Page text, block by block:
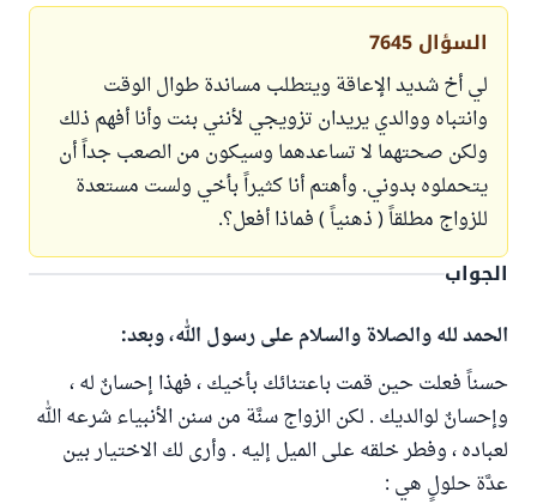
السؤال 7645
لي أخ شديد الإعاقة ويتطلب مساندة طوال الوقت
وانتباه ووالدي يريدان تزويجي لأنني بنت وأنا أفهم ذلك
ولكن صحتهما لا تساعدهما وسيكون من الصعب جداً أن
يتحملوه بدوني. وأهتم أنا كثيراً بأخي ولست مستعدة
للزواج مطلقاً ( ذهنياً ) فماذا أفعل؟.
الجواب
الحمد لله والصلاة والسلام على رسول الله، وبعد:
حسناً فعلت حين قمت باعتنائك بأخيك ، فهذا إحسانٌ له ،
وإحسانٌ لوالديك . لكن الزواج سنَّة من سنن الأنبياء شرعه الله
لعباده ، وفطر خلقه على الميل إليه . وأرى لك الاختيار بين
عدَّة حلولٍ هي :